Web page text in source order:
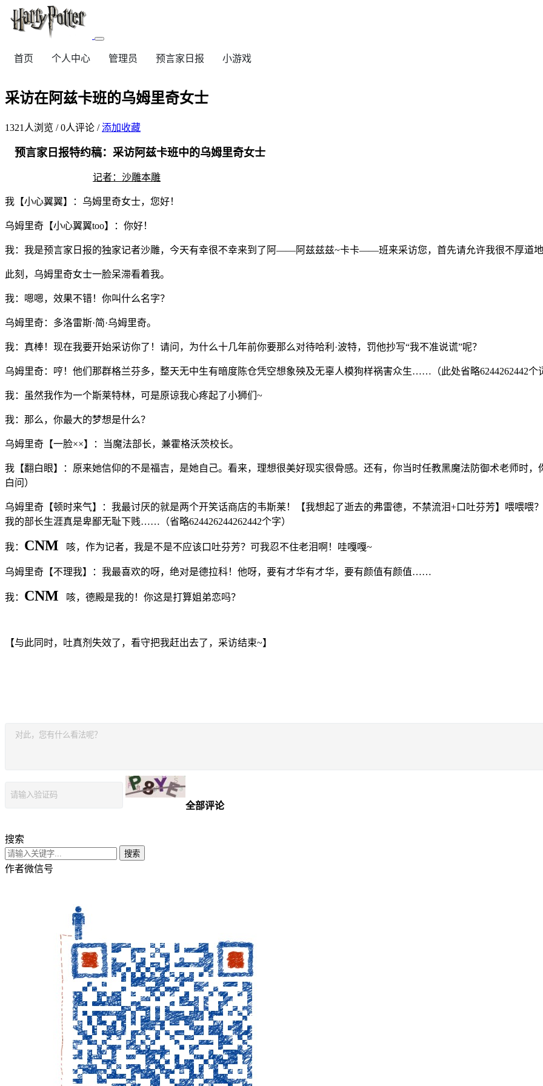
首页 个人中心 管理员 预言家日报 小游戏
采访在阿兹卡班的乌姆里奇女士
1321 人浏览 /0人评论 /添加收藏
预言家日报特约稿：采访阿兹卡班中的乌姆里奇女士
记者：沙雕本雕
我【小心翼翼】：乌姆里奇女士，您好！
乌姆里奇【小心翼翼too】：你好！
我：我是预言家日报的独家记者沙雕，今天有幸很不幸来到了阿——阿兹兹兹~卡卡——班来采访您，首先请允许我很不厚道
此刻，乌姆里奇女士一脸呆滞看着我。
我：嗯嗯，效果不错！你叫什么名字？
乌姆里奇：多洛雷斯·简·乌姆里奇。
我：真棒！现在我要开始采访你了！请问，为什么十几年前你要那么对待哈利·波特，罚他抄写“我不准说谎”呢？
乌姆里奇：哼！他们那群格兰芬多，整天无中生有暗度陈仓凭空想象殃及无辜人模狗样祸害众生……（此处省略6244262442个
我：虽然我作为一个斯莱特林，可是原谅我心疼起了小狮们~
我：那么，你最大的梦想是什么？
乌姆里奇【一脸××】：当魔法部长，兼霍格沃茨校长。
我【翻白眼】：原来她信仰的不是福吉，是她自己。看来，理想很美好现实很骨感。 还有，你当时任教黑魔法防御术老师时
白问）
乌姆里奇【顿时来气】：我最讨厌的就是两个开笑话商店的韦斯莱！【我想起了逝去的弗雷德，不禁流泪+口吐芬芳】喂喂喂
我的部长生涯真是卑鄙无耻下贱……（省略624426244262442个字）
我： CNM 咳，作为记者，我是不是不应该口吐芬芳？可我忍不住老泪啊！哇嘎嘎~
乌姆里奇【不理我】：我最喜欢的呀，绝对是德拉科！他呀，要有才华有才华，要有颜值有颜值……
我： CNM 咳，德殿是我的！你这是打算姐弟恋吗？
【与此同时，吐真剂失效了，看守把我赶出去了，采访结束~】
全部评论
搜索
搜索
作者微信号